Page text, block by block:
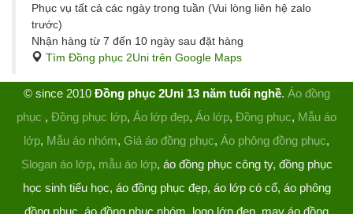
Phục vụ tất cả các ngày trong tuần (Vui lòng liên hệ zalo
trước)
Nhận hàng từ 7 đến 10 ngày sau đặt hàng
Tìm Đồng phục 2Uni trên Google Maps
© since 2010 Đồng phục 2Uni 13 năm tuổi nghề. Áo đồng
phục , Đồng phục lớp, Áo lớp đẹp, Áo lớp, Đồng phục, Mẫu áo
lớp, Mẫu áo nhóm, Giá áo đồng phục, Áo phông đồng phục,
Slogan áo lớp, mẫu áo lớp, áo đồng phục công ty, đồng phục
học sinh tiểu học, áo đồng phục đẹp, áo lớp có cổ, áo phông
đồng phục, áo đồng phục nhóm, logo lớp đẹp, may áo đồng